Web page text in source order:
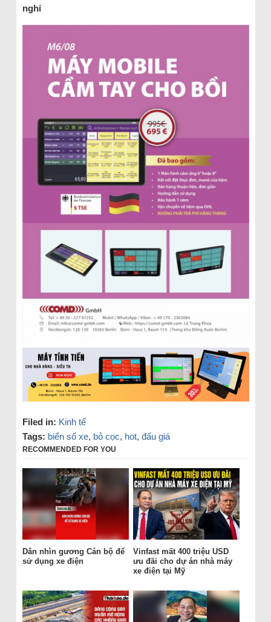
nghỉ
Filed in: Kinh tế
Tags: biển số xe, bỏ cọc, hot, đấu giá
RECOMMENDED FOR YOU
Dân nhìn gương Cán bộ để
sử dụng xe điện
Vinfast mất 400 triệu USD
ưu đãi cho dự án nhà máy
xe điện tại Mỹ